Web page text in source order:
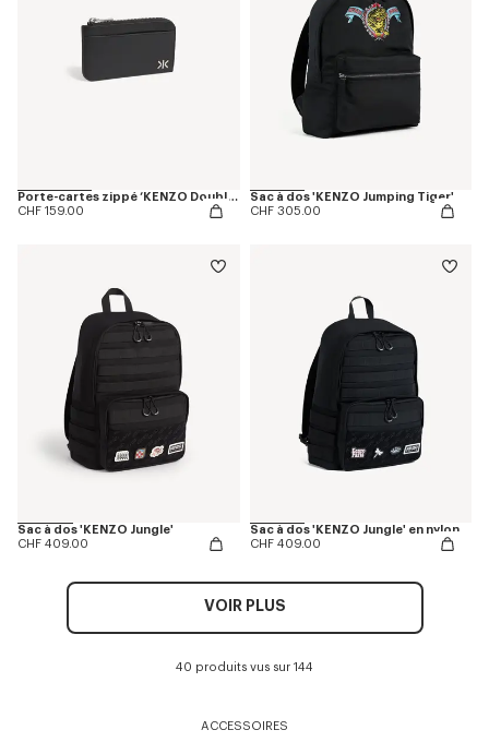
Porte-cartes zippé ‘KENZO Double K’ en cuir
CHF 159.00
Sac à dos 'KENZO Jumping Tiger'
CHF 305.00
Sac à dos 'KENZO Jungle'
CHF 409.00
Sac à dos 'KENZO Jungle' en nylon
CHF 409.00
VOIR PLUS
40 produits vus sur 144
ACCESSOIRES